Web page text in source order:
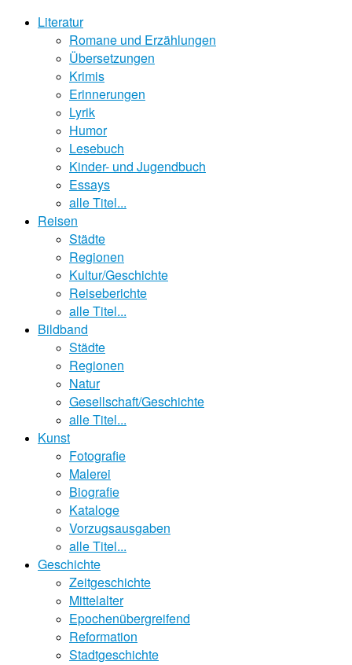
Literatur
Romane und Erzählungen
Übersetzungen
Krimis
Erinnerungen
Lyrik
Humor
Lesebuch
Kinder- und Jugendbuch
Essays
alle Titel...
Reisen
Städte
Regionen
Kultur/Geschichte
Reiseberichte
alle Titel...
Bildband
Städte
Regionen
Natur
Gesellschaft/Geschichte
alle Titel...
Kunst
Fotografie
Malerei
Biografie
Kataloge
Vorzugsausgaben
alle Titel...
Geschichte
Zeitgeschichte
Mittelalter
Epochenübergreifend
Reformation
Stadtgeschichte